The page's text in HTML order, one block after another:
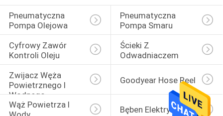
Pneumatyczna
Pompa Olejowa
Pneumatyczna
Pompa Smaru
Cyfrowy Zawór
Kontroli Oleju
Ścieki Z
Odwadniaczem
Zwijacz Węża
Powietrznego I
Wodnego
Goodyear Hose Reel
Wąż Powietrza I
Bęben Elektryczny